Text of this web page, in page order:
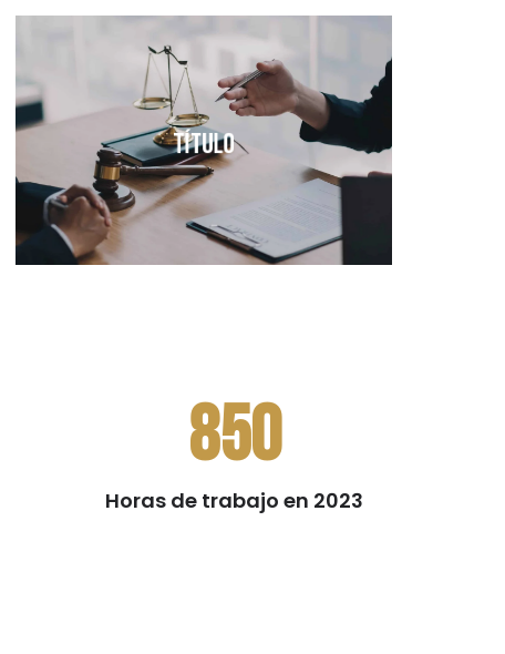
Título
I am text block. Click edit button to
change this text. Lorem ipsum dolor sit
amet, consectetur adipiscing elit.
Más información
850
Horas de trabajo en 2023